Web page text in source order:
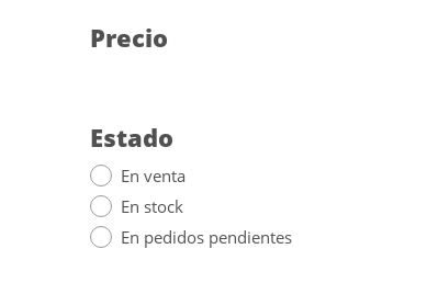
Precio
Estado
En venta
En stock
En pedidos pendientes